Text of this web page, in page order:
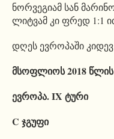
ნორვეგიამ სან
ლიტვამ კი ფრედ 1:1
დღეს ევროპაში
მსოფლიოს 2018 წლის
ევროპა. IX ტური
C ჯგუფი